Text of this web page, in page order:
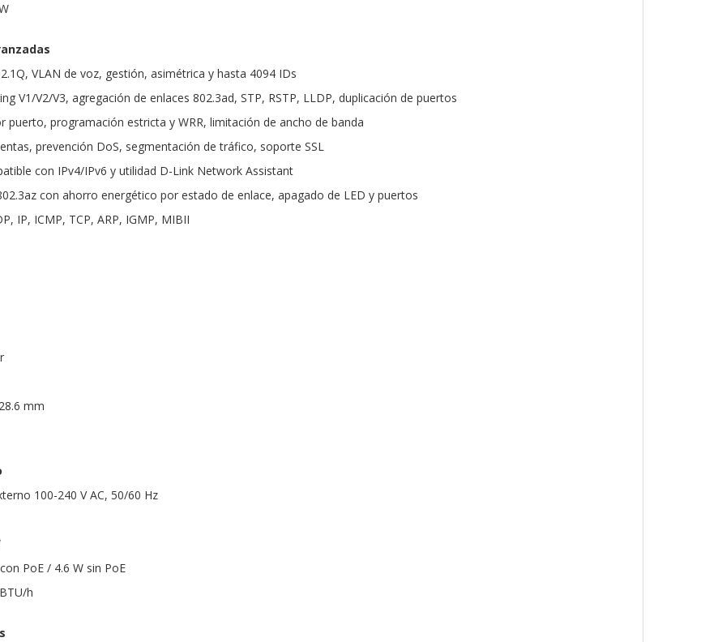
VLAN de voz, gestión, asimétrica y hasta 4094 IDs
V1/V2/V3, agregación de enlaces 802.3ad, STP, RSTP, LLDP, duplicación de puertos
puerto, programación estricta y WRR, limitación de ancho de banda
prevención DoS, segmentación de tráfico, soporte SSL
con IPv4/IPv6 y utilidad D-Link Network Assistant
con ahorro energético por estado de enlace, apagado de LED y puertos
IP, ICMP, TCP, ARP, IGMP, MIBII
mm
100-240 V AC, 50/60 Hz
PoE / 4.6 W sin PoE
h